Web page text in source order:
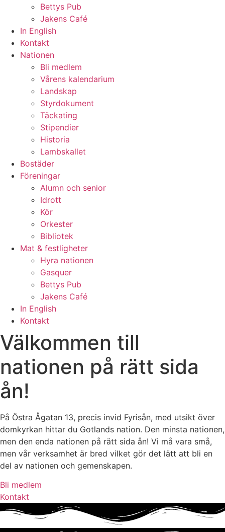
Bettys Pub
Jakens Café
In English
Kontakt
Nationen
Bli medlem
Vårens kalendarium
Landskap
Styrdokument
Täckating
Stipendier
Historia
Lambskallet
Bostäder
Föreningar
Alumn och senior
Idrott
Kör
Orkester
Bibliotek
Mat & festligheter
Hyra nationen
Gasquer
Bettys Pub
Jakens Café
In English
Kontakt
Välkommen till
nationen på rätt sida
ån!
På Östra Ågatan 13, precis invid Fyrisån, med utsikt över
domkyrkan hittar du Gotlands nation. Den minsta nationen,
men den enda nationen på rätt sida ån! Vi må vara små,
men vår verksamhet är bred vilket gör det lätt att bli en
del av nationen och gemenskapen.
Bli medlem
Kontakt